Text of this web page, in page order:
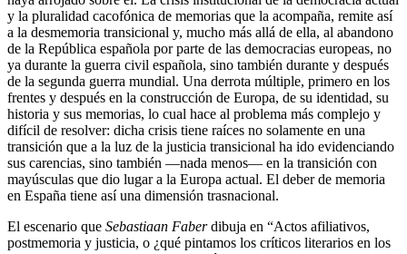
y la pluralidad cacofónica de memorias que la acompaña, remite así
a la desmemoria transicional y, mucho más allá de ella, al abandono
de la República española por parte de las democracias europeas, no
ya durante la guerra civil española, sino también durante y después
de la segunda guerra mundial. Una derrota múltiple, primero en los
frentes y después en la construcción de Europa, de su identidad, su
historia y sus memorias, lo cual hace al problema más complejo y
difícil de resolver: dicha crisis tiene raíces no solamente en una
transición que a la luz de la justicia transicional ha ido evidenciando
sus carencias, sino también —nada menos— en la transición con
mayúsculas que dio lugar a la Europa actual. El deber de memoria
en España tiene así una dimensión trasnacional.
El escenario que Sebastiaan Faberdibuja en “Actos afiliativos,
postmemoria y justicia, o ¿qué pintamos los críticos literarios en los